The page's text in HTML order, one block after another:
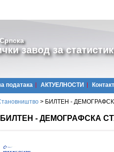
завод за
података АКТУЕЛНОСТИ Контакт
> БИЛТЕН -
БИЛТЕН - ДЕМОГРАФСКА